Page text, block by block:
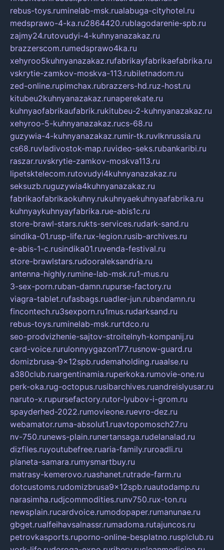
rebus-toys.ruminelab-msk.rualabuga-cityhotel.ru
medsprawo-4-ka.ru2864420.rublagodarenie-spb.ru
zajmy24.rutovudyi-4-kuhnyanazakaz.ru
brazzerscom.rumedsprawo4ka.ru
xehyroo5kuhnyanazakaz.rufabrikayfabrikaefabrika.ru
vskrytie-zamkov-moskva-113.rubiletnadom.ru
zed-online.rupimchax.rubrazzers-hd.ruz-host.ru
kitubeu2kuhnyanazakaz.runaperekate.ru
kuhnyaofabrikaufabrik.rukitubeu-2-kuhnyanazakaz.ru
xehyroo-5-kuhnyanazakaz.rucs-68.ru
guzywia-4-kuhnyanazakaz.rumir-tk.ruvlknrussia.ru
cs68.ruvladivostok-map.ruvideo-seks.rubankaribi.ru
raszar.ruvskrytie-zamkov-moskva113.ru
lipetsktelecom.rutovudyi4kuhnyanazakaz.ru
seksuzb.ruguzywia4kuhnyanazakaz.ru
fabrikaofabrikaokuhny.rukuhnyaekuhnyaafabrika.ru
kuhnyaykuhnyayfabrika.rue-abis1c.ru
store-brawl-stars.rukts-services.rudark-sand.ru
sindika-01.rusp-life.rux-legion.rusib-archives.ru
e-abis-1-c.rusindika01.ruvenda-festival.ru
store-brawlstars.rudooraleksandria.ru
antenna-highly.rumine-lab-msk.ru1-mus.ru
3-sex-porn.ruban-damn.rupurse-factory.ru
viagra-tablet.rufasbags.ruadler-jun.rubandamn.ru
fincontech.ru3sexporn.ru1mus.rudarksand.ru
rebus-toys.ruminelab-msk.rurtdco.ru
seo-prodvizhenie-sajtov-stroitelnyh-kompanij.ru
card-voice.rurulonnyygazon177.rusnow-guard.ru
domizbrusa-9x12spb.rudemaholding.ruaalse.ru
a380club.ruargentinamia.ruperkoka.rumovie-one.ru
perk-oka.rug-octopus.rusibarchives.ruandreislyusar.ru
naruto-x.rupursefactory.rutor-lyubov-i-grom.ru
spayderhed-2022.rumovieone.ruevro-dez.ru
webamator.ruma-absolut1.ruavtopomosch27.ru
nv-750.runews-plain.runertansaga.rudelanalad.ru
dizfiles.ruyoutubefree.ruaria-family.ruroadli.ru
planeta-samara.rumysmartbuy.ru
matrasy-kemerovo.ruashanet.rutrade-farm.ru
dotcustoms.rudomizbrusa9x12spb.ruautodamp.ru
narasimha.rudjcommodities.runv750.rux-ton.ru
newsplain.rucardvoice.rumodopaper.rumanunae.ru
gbget.rualfeihavsalnassr.rumadoma.rutajuncos.ru
petrovkasports.ruporno-online-besplatno.rusplclub.ru